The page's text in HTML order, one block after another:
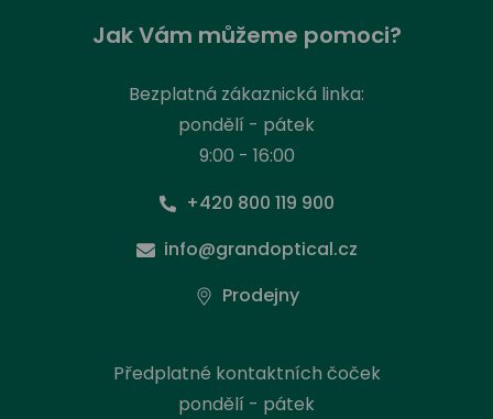
Jak Vám můžeme pomoci?
Bezplatná zákaznická linka:
pondělí - pátek
9:00 - 16:00
+420 800 119 900
info@grandoptical.cz
Prodejny
Předplatné kontaktních čoček
pondělí - pátek